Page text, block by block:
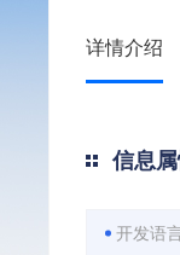
详情介绍
信息
开发语